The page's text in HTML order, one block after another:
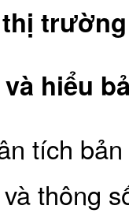
hiểu
tích
thông